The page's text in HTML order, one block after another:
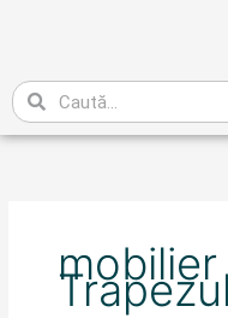
Caută